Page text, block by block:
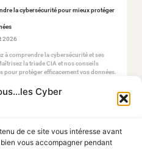
Cyber
de ce site vous intéresse avant
vous accompagner pendant
la cybersécurité pour mieux protéger
2026
à comprendre la cybersécurité et ses
la triade CIA et nos conseils
pour protéger efficacement vos données.
arnaques vacances et sécuriser vos
réservent parfois dans l’urgence, se